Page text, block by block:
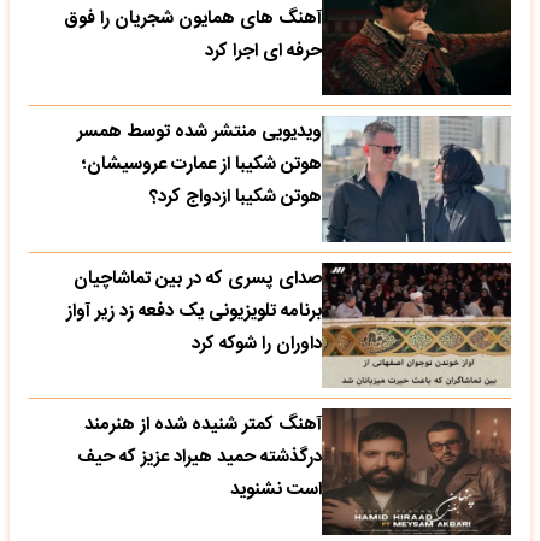
آهنگ های همایون شجریان را فوق
حرفه ای اجرا کرد
ویدیویی منتشر شده توسط همسر
هوتن شکیبا از عمارت عروسیشان؛
هوتن شکیبا ازدواج کرد؟
صدای پسری که در بین تماشاچیان
برنامه تلویزیونی یک دفعه زد زیر آواز
داوران را شوکه کرد
آهنگ کمتر شنیده شده از هنرمند
درگذشته حمید هیراد عزیز که حیف
است نشنوید